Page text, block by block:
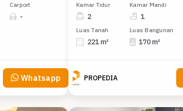
Carport
-
Whatsapp
Kamar Tidur
2
Kamar Mandi
1
Luas Tanah
221 m²
Luas Bangunan
170 m²
PROPEDIA